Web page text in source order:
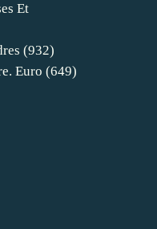
Et
(932)
Euro (649)